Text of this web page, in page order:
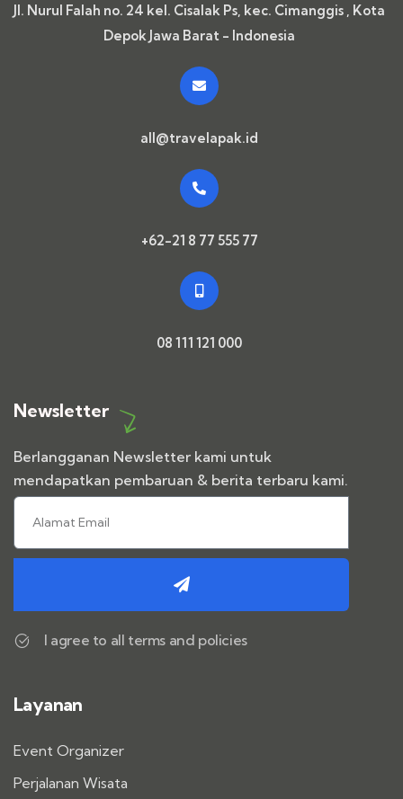
Jl. Nurul Falah no. 24 kel. Cisalak Ps, kec. Cimanggis , Kota
Depok Jawa Barat - Indonesia
all@travelapak.id
+62-21 8 77 555 77
08 111 121 000
Newsletter
Berlangganan Newsletter kami untuk
mendapatkan pembaruan & berita terbaru kami.
I agree to all terms and policies
Layanan
Event Organizer
Perjalanan Wisata